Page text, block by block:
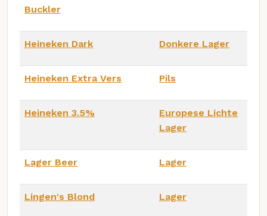
Buckler
Heineken Dark Donkere Lager
Heineken Extra Vers Pils
Heineken 3.5%
Europese Lichte
Lager
Lager Beer Lager
Lingen's Blond Lager